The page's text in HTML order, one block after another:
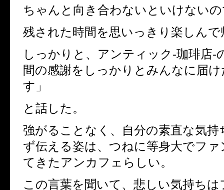
ちゃんと向き合わないといけない
残された時間を思いっきり楽しん
しっかりと、アンティック-珈琲店-
間の感謝をしっかりとみんなに届
す」
と話した。
強がることなく、自分の素直な気持
ず伝える姿は、つねに等身大でフ
てきたアンカフェらしい。
この言葉を聞いて、悲しい気持ち